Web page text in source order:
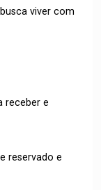
viver com
receber e
reservado e